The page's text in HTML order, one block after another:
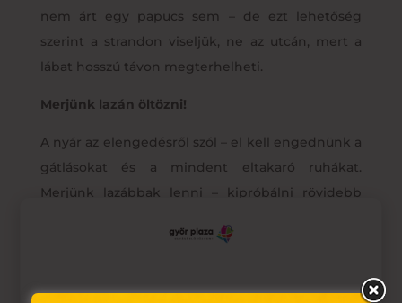
nem árt egy papucs sem – de ezt lehetőség
szerint a strandon viseljük, ne az utcán, mert a
lábat hosszú távon megterhelheti.
Merjünk lazán öltözni!
A nyár az elengedésről szól – el kell engednünk a
gátlásokat és a mindent eltakaró ruhákat.
Merjünk lazábbak lenni – kipróbálni rövidebb
lengébb ruhákat. A férfiak is elengedhetik a
Elképesztő lehetőségeket rejt, ha egy kicsit